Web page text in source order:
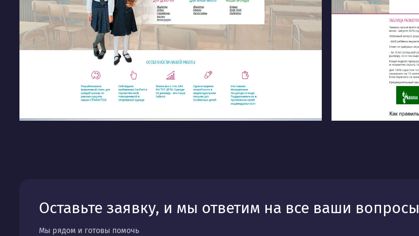
Оставьте заявку, и мы ответим на все ваши вопросы
Мы рядом и готовы помочь